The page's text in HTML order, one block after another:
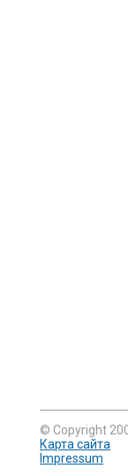
© Copyright
Карта сайта
Impressum